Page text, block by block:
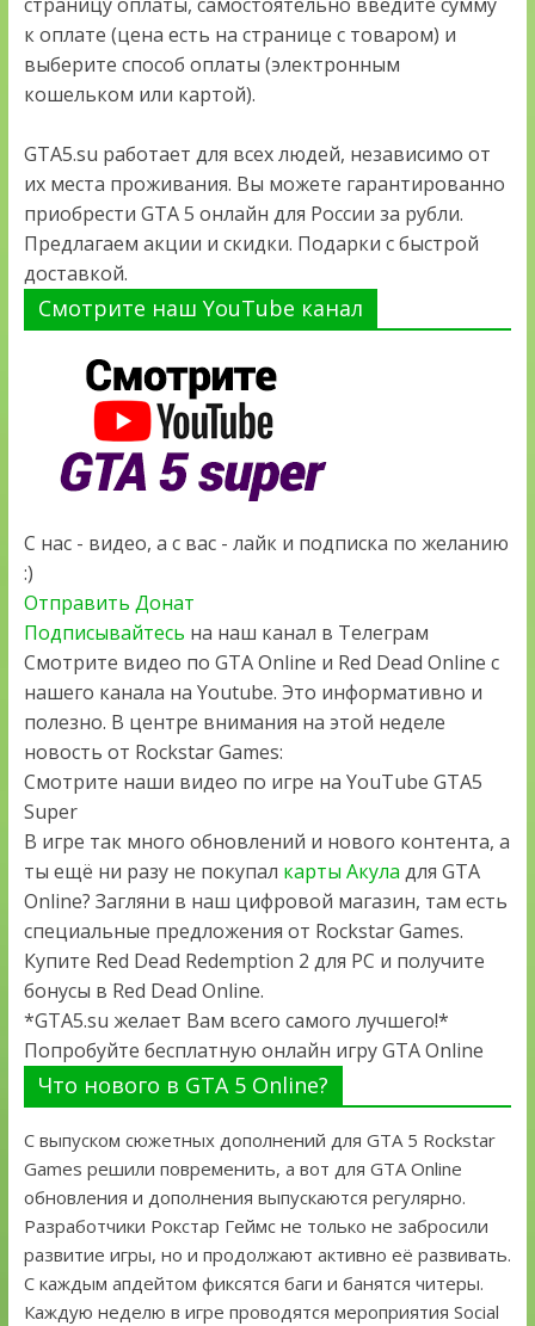
к оплате (цена есть на странице с товаром) и
выберите способ оплаты (электронным
кошельком или картой).
GTA5.su работает для всех людей, независимо от
их места проживания. Вы можете гарантированно
приобрести GTA 5 онлайн для России за рубли.
Предлагаем акции и скидки. Подарки с быстрой
доставкой.
Смотрите наш YouTube канал
С нас - видео, а с вас - лайк и подписка по желанию
:)
Отправить Донат
Подписывайтесь на наш канал в Телеграм
Смотрите видео по GTA Online и Red Dead Online с
нашего канала на Youtube. Это информативно и
полезно. В центре внимания на этой неделе
новость от Rockstar Games:
Смотрите наши видео по игре на YouTube GTA5
Super
В игре так много обновлений и нового контента, а
ты ещё ни разу не покупал карты Акула для GTA
Online? Загляни в наш цифровой магазин, там есть
специальные предложения от Rockstar Games.
Купите Red Dead Redemption 2 для PC и получите
бонусы в Red Dead Online.
*GTA5.su желает Вам всего самого лучшего!*
Попробуйте бесплатную онлайн игру GTA Online
Что нового в GTA 5 Online?
С выпуском сюжетных дополнений для GTA 5 Rockstar
Games решили повременить, а вот для GTA Online
обновления и дополнения выпускаются регулярно.
Разработчики Рокстар Геймс не только не забросили
развитие игры, но и продолжают активно её развивать.
С каждым апдейтом фиксятся баги и банятся читеры.
Каждую неделю в игре проводятся мероприятия Social